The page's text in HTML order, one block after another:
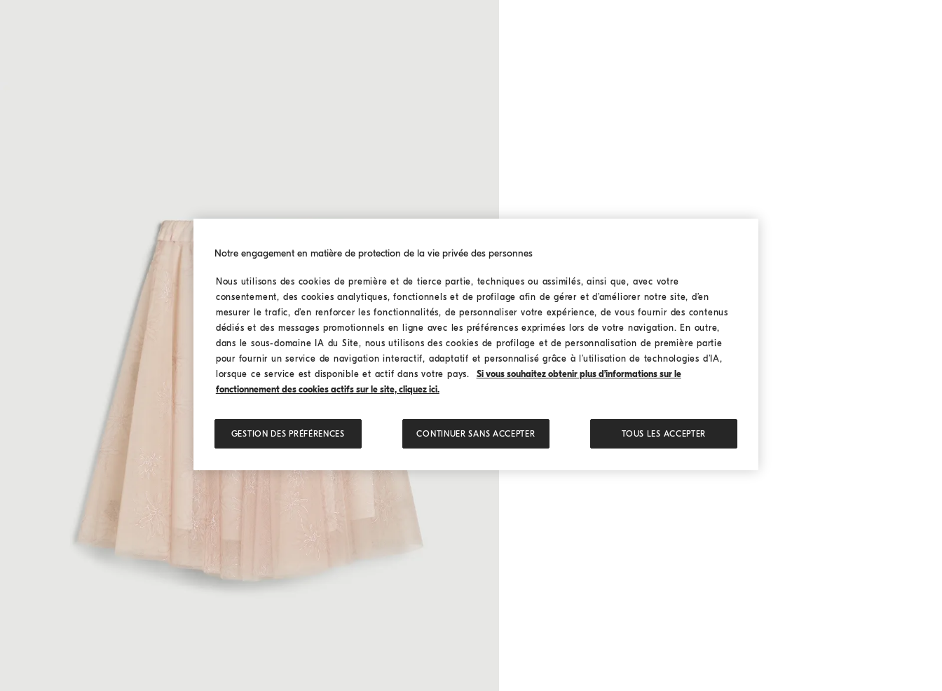
Notre engagement en matière de protection de la vie privée des personnes
Nous utilisons des cookies de première et de tierce partie, techniques ou assimilés, ainsi que, avec votre
consentement, des cookies analytiques, fonctionnels et de profilage afin de gérer et d’améliorer notre site, d’en
mesurer le trafic, d’en renforcer les fonctionnalités, de personnaliser votre expérience, de vous fournir des contenus
dédiés et des messages promotionnels en ligne avec les préférences exprimées lors de votre navigation. En outre,
dans le sous-domaine IA du Site, nous utilisons des cookies de profilage et de personnalisation de première partie
pour fournir un service de navigation interactif, adaptatif et personnalisé grâce à l’utilisation de technologies d’IA,
lorsque ce service est disponible et actif dans votre pays.
Si vous souhaitez obtenir plus d’informations sur le
fonctionnement des cookies actifs sur le site, cliquez ici.
GESTION DES PRÉFÉRENCES CONTINUER SANS ACCEPTER TOUS LES ACCEPTER